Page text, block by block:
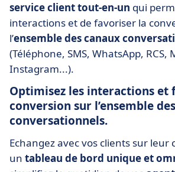
service client tout-en-un qui
interactions et de favoriser la
l’ensemble des canaux
(Téléphone, SMS, WhatsApp, RCS,
Instagram...).
Optimisez les interactions et
conversion sur l’ensemble
conversationnels.
Echangez avec vos clients sur leur
un tableau de bord unique et